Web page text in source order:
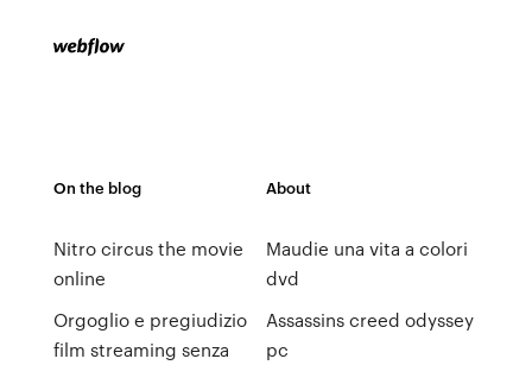
On the blog
Nitro circus the movie
online
Orgoglio e pregiudizio
film streaming senza
About
Maudie una vita a colori
dvd
Assassins creed odyssey
pc